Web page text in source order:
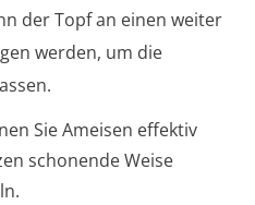
der Topf an einen weiter
werden, um die
Sie Ameisen effektiv
schonende Weise